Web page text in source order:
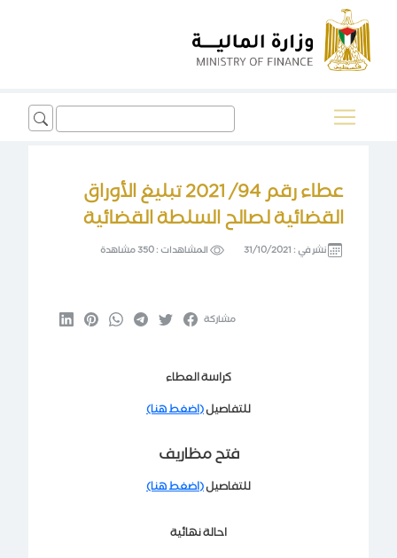
Search
for:
عطاء رقم 94/ 2021 تبليغ الأوراق
القضائية لصالح السلطة القضائية
نشر في : 31/10/2021 المشاهدات :350 مشاهدة
مشاركة
كراسة العطاء
للتفاصيل(اضغط هنا)
فتح مظاريف
للتفاصيل(اضغط هنا)
احالة نهائية